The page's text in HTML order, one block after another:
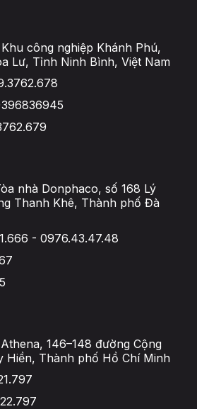
Khu công nghiệp Khánh Phú,
Lư, Tỉnh Ninh Bình, Việt Nam
nhà Donphaco, số 168 Lý
Thanh Khê, Thành phố Đà
- 0976.43.47.48
146–148 đường Cộng
Hiền, Thành phố Hồ Chí Minh